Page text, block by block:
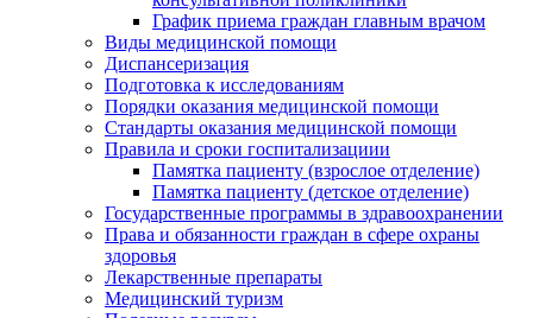
График приема граждан главным врачом
Виды медицинской помощи
Диспансеризация
Подготовка к исследованиям
Порядки оказания медицинской помощи
Стандарты оказания медицинской помощи
Правила и сроки госпитализациии
Памятка пациенту (взрослое отделение)
Памятка пациенту (детское отделение)
Государственные программы в здравоохранении
Права и обязанности граждан в сфере охраны
здоровья
Лекарственные препараты
Медицинский туризм